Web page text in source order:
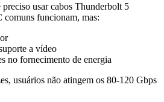
usar cabos Thunderbolt 5
funcionam, mas:
a vídeo
no fornecimento de energia
usuários não atingem os 80-120 Gbps